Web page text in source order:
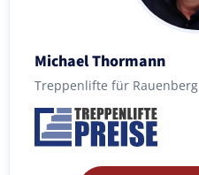
Michael Thormann
Treppenlifte für Rauenberg